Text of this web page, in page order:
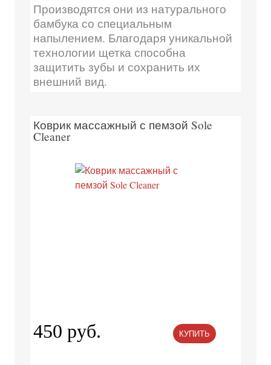
Производятся они из натурального
бамбука со специальным
напылением. Благодаря уникальной
технологии щетка способна
защитить зубы и сохранить их
внешний вид.
Коврик массажный с пемзой Sole
Cleaner
450 руб. КУПИТЬ